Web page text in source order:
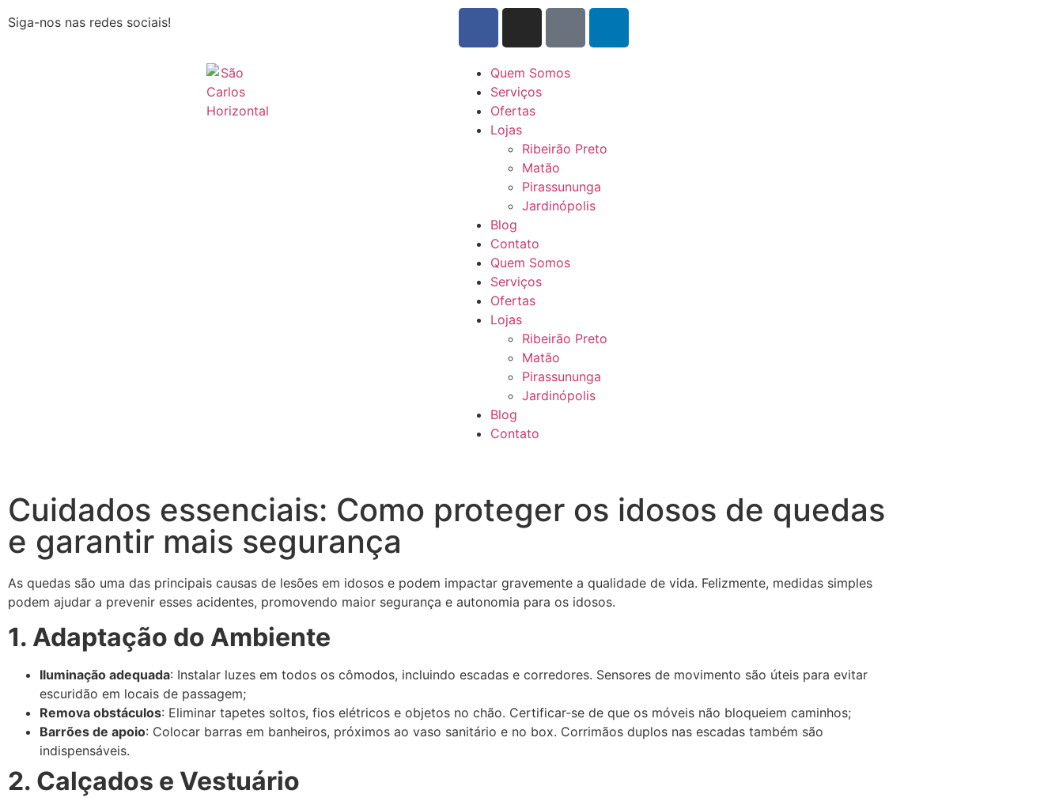
Siga-nos nas redes sociais!
Quem Somos
Serviços
Ofertas
Lojas
Ribeirão Preto
Matão
Pirassununga
Jardinópolis
Blog
Contato
Quem Somos
Serviços
Ofertas
Lojas
Ribeirão Preto
Matão
Pirassununga
Jardinópolis
Blog
Contato
Cuidados essenciais: Como proteger os idosos de quedas
e garantir mais segurança
As quedas são uma das principais causas de lesões em idosos e podem impactar gravemente a qualidade de vida. Felizmente, medidas simples
podem ajudar a prevenir esses acidentes, promovendo maior segurança e autonomia para os idosos.
1. Adaptação do Ambiente
Iluminação adequada: Instalar luzes em todos os cômodos, incluindo escadas e corredores. Sensores de movimento são úteis para evitar
escuridão em locais de passagem;
Remova obstáculos: Eliminar tapetes soltos, fios elétricos e objetos no chão. Certificar-se de que os móveis não bloqueiem caminhos;
Barrões de apoio: Colocar barras em banheiros, próximos ao vaso sanitário e no box. Corrimãos duplos nas escadas também são
indispensáveis.
2. Calçados e Vestuário